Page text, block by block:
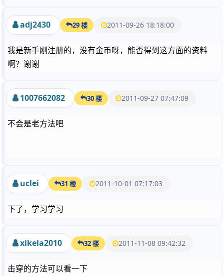
adj2430 29 楼 2011-09-26 18:18:00
我是新手刚注册的，没有金币呀，能否得到这方面的资料
啊？谢谢
1007662082 30 楼 2011-09-27 07:47:09
不会是老方法吧
uclei 31 楼 2011-10-01 07:17:03
下了，学习学习
xikela2010 32 楼 2011-11-08 09:42:32
击穿的方法可以看一下